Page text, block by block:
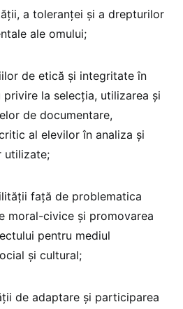
a toleranței și a drepturilor
ale omului;
de etică și integritate în
la selecția, utilizarea și
de documentare,
al elevilor în analiza și
utilizate;
față de problematica
moral-civice și promovarea
pentru mediul
și cultural;
de adaptare și participarea